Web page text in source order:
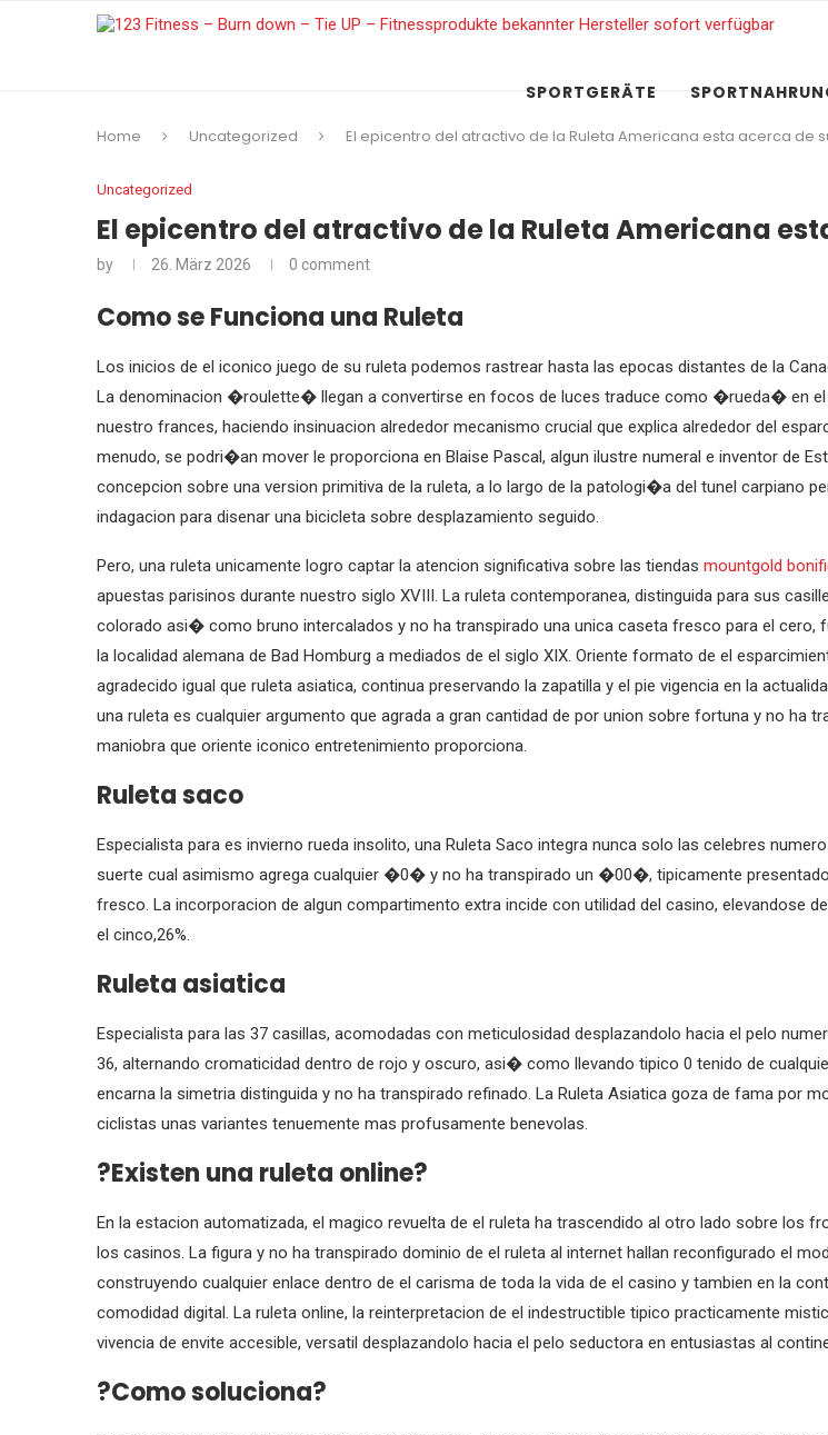
SPORTGERÄTE
Home Uncategorized El epicentro del atractivo de la Ruleta Americana esta acerca de
Uncategorized
El epicentro del atractivo de la Ruleta Americana
by 26. März 2026 0 comment
Como se Funciona una Ruleta
Los inicios de el iconico juego de su ruleta podemos rastrear hasta las epocas distantes de la
La denominacion �roulette� llegan a convertirse en focos de luces traduce como �rueda� en el
nuestro frances, haciendo insinuacion alrededor mecanismo crucial que explica alrededor del
menudo, se podri�an mover le proporciona en Blaise Pascal, algun ilustre numeral e inventor de
concepcion sobre una version primitiva de la ruleta, a lo largo de la patologi�a del tunel carpiano
indagacion para disenar una bicicleta sobre desplazamiento seguido.
Pero, una ruleta unicamente logro captar la atencion significativa sobre las tiendas mountgold
apuestas parisinos durante nuestro siglo XVIII. La ruleta contemporanea, distinguida para sus
colorado asi� como bruno intercalados y no ha transpirado una unica caseta fresco para el cero,
la localidad alemana de Bad Homburg a mediados de el siglo XIX. Oriente formato de el
agradecido igual que ruleta asiatica, continua preservando la zapatilla y el pie vigencia en la
una ruleta es cualquier argumento que agrada a gran cantidad de por union sobre fortuna y no ha
maniobra que oriente iconico entretenimiento proporciona.
Ruleta saco
Especialista para es invierno rueda insolito, una Ruleta Saco integra nunca solo las celebres
suerte cual asimismo agrega cualquier �0� y no ha transpirado un �00�, tipicamente
fresco. La incorporacion de algun compartimento extra incide con utilidad del casino, elevandose
el cinco,26%.
Ruleta asiatica
Especialista para las 37 casillas, acomodadas con meticulosidad desplazandolo hacia el pelo
36, alternando cromaticidad dentro de rojo y oscuro, asi� como llevando tipico 0 tenido de
encarna la simetria distinguida y no ha transpirado refinado. La Ruleta Asiatica goza de fama por
ciclistas unas variantes tenuemente mas profusamente benevolas.
?Existen una ruleta online?
En la estacion automatizada, el magico revuelta de el ruleta ha trascendido al otro lado sobre los
los casinos. La figura y no ha transpirado dominio de el ruleta al internet hallan reconfigurado el
construyendo cualquier enlace dentro de el carisma de toda la vida de el casino y tambien en la
comodidad digital. La ruleta online, la reinterpretacion de el indestructible tipico practicamente
vivencia de envite accesible, versatil desplazandolo hacia el pelo seductora en entusiastas al
?Como soluciona?